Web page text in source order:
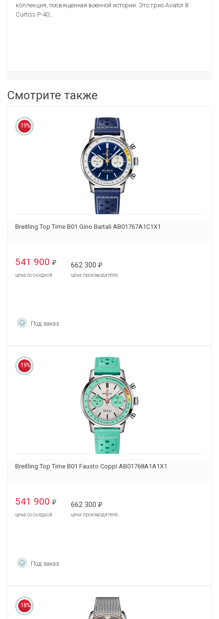
коллекция, посвященная военной истории. Это трио Aviator 8
Curtiss P-40...
Смотрите также
19%
Breitling Top Time B01 Gino Bartali AB01767A1C1X1
541 900 ₽
цена со скидкой
662 300 ₽
цена производителя
Под заказ
19%
Breitling Top Time B01 Fausto Coppi AB01768A1A1X1
541 900 ₽
цена со скидкой
662 300 ₽
цена производителя
Под заказ
18%